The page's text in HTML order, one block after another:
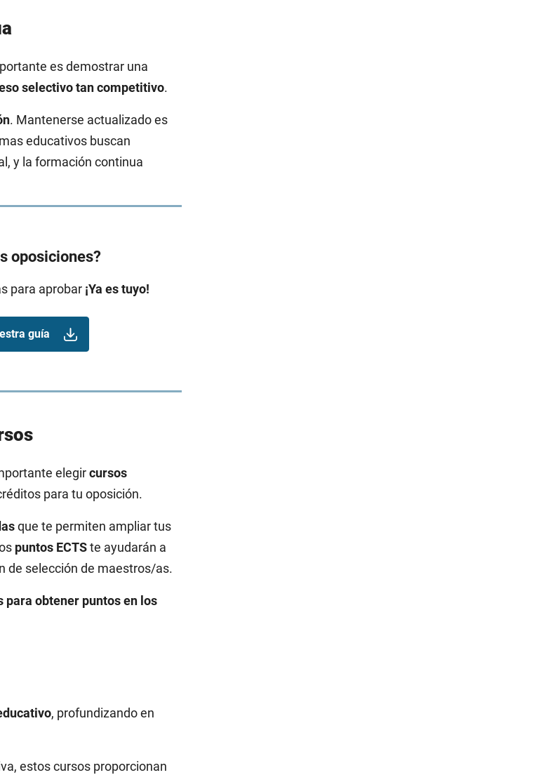
es demostrar una
selectivo tan competitivo.
. Mantenerse actualizado es
educativos buscan
y la formación continua
oposiciones?
para aprobar ¡Ya es tuyo!
guía
elegircursos
para tu oposición.
que te permiten ampliar tus
puntos ECTSte ayudarán a
de selección de maestros/as.
obtener puntos en los
, profundizando en
estos cursos proporcionan